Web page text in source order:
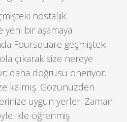
nostaljik
bir aşamaya
Foursquare geçmişteki
çıkarak size nereye
daha doğrusu öneriyor.
kalmış. Gözünüzden
uygun yerleri Zaman
öğrenmiş